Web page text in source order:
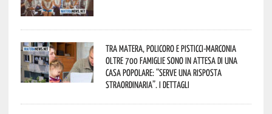
Tra Matera, Policoro e Pisticci-Marconia
oltre 700 famiglie sono in attesa di una
casa popolare: “serve una risposta
straordinaria”. I dettagli